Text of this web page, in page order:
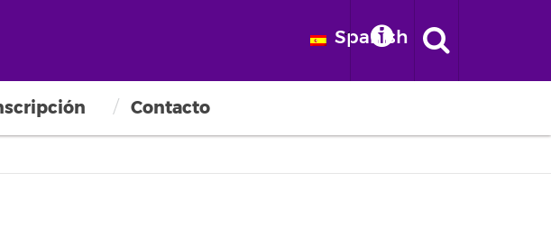
Spanish
Contacto
Alimentaria, Ecología Urbana y